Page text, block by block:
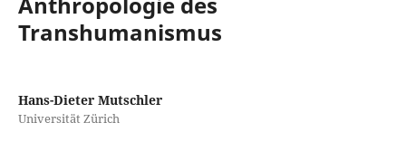
Transhumanismus
Hans-Dieter Mutschler
Universität Zürich